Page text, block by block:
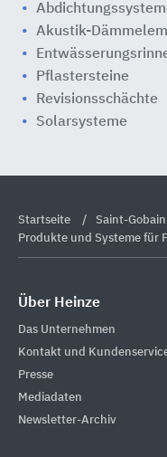
Akustik-
Pflastersteine
Revisionsschächte
Solarsysteme
Startseite
Saint-
Produkte und Systeme für
Über Heinze
Das Unternehmen
Kontakt und
Presse
Mediadaten
Newsletter-Archiv